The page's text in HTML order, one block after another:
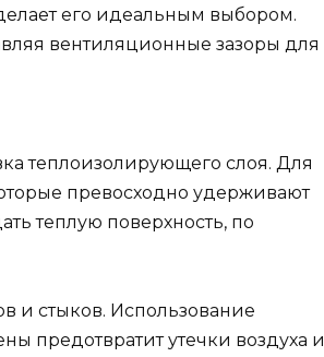
его идеальным выбором.
вентиляционные зазоры для
теплоизолирующего слоя. Для
превосходно удерживают
теплую поверхность, по
и стыков. Использование
предотвратит утечки воздуха и